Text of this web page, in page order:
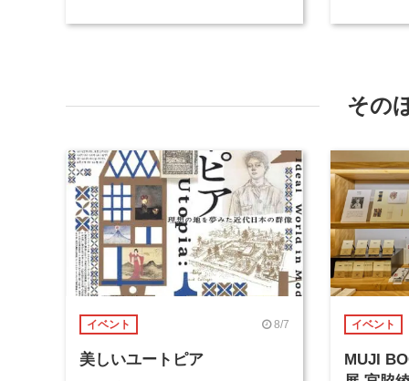
その
イベント 8/7
美しいユートピア
イベント
MUJI